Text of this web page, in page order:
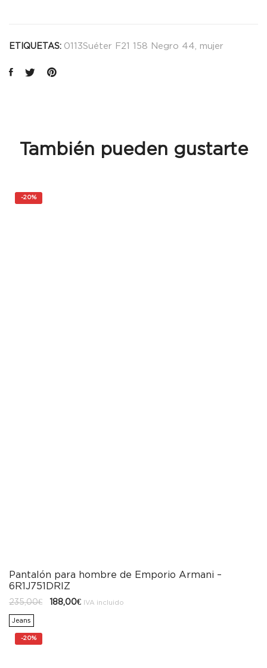
ETIQUETAS: 0113Suéter F21 158 Negro 44 mujer
También pueden gustarte
-20%
Pantalón para hombre de Emporio Armani –
6R1J751DRIZ
235,00€
El
precio
188,00€ElIVA incluido
Jeans
-20%